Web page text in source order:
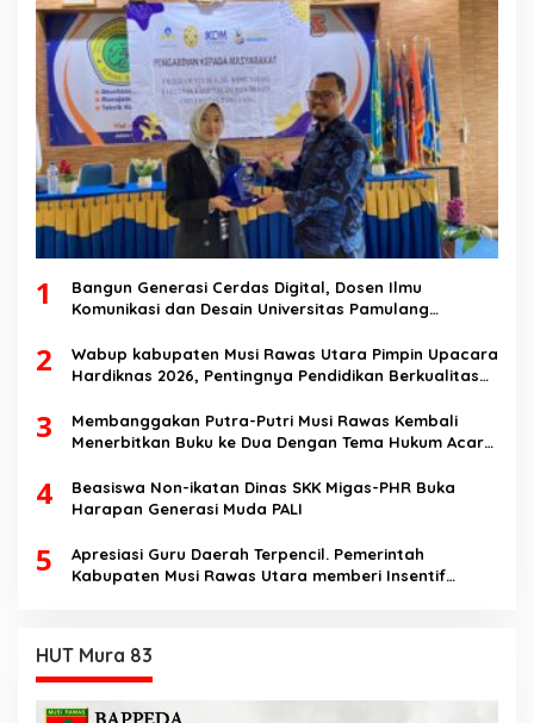
1
Bangun Generasi Cerdas Digital, Dosen Ilmu
Komunikasi dan Desain Universitas Pamulang
Speech di SMK Ikhlas Jawilan
2
Wabup kabupaten Musi Rawas Utara Pimpin Upacara
Hardiknas 2026, Pentingnya Pendidikan Berkualitas
3
Membanggakan Putra-Putri Musi Rawas Kembali
Menerbitkan Buku ke Dua Dengan Tema Hukum Acara
4
Beasiswa Non-ikatan Dinas SKK Migas-PHR Buka
Harapan Generasi Muda PALI
5
Apresiasi Guru Daerah Terpencil. Pemerintah
Kabupaten Musi Rawas Utara memberi Insentif
HUT Mura 83